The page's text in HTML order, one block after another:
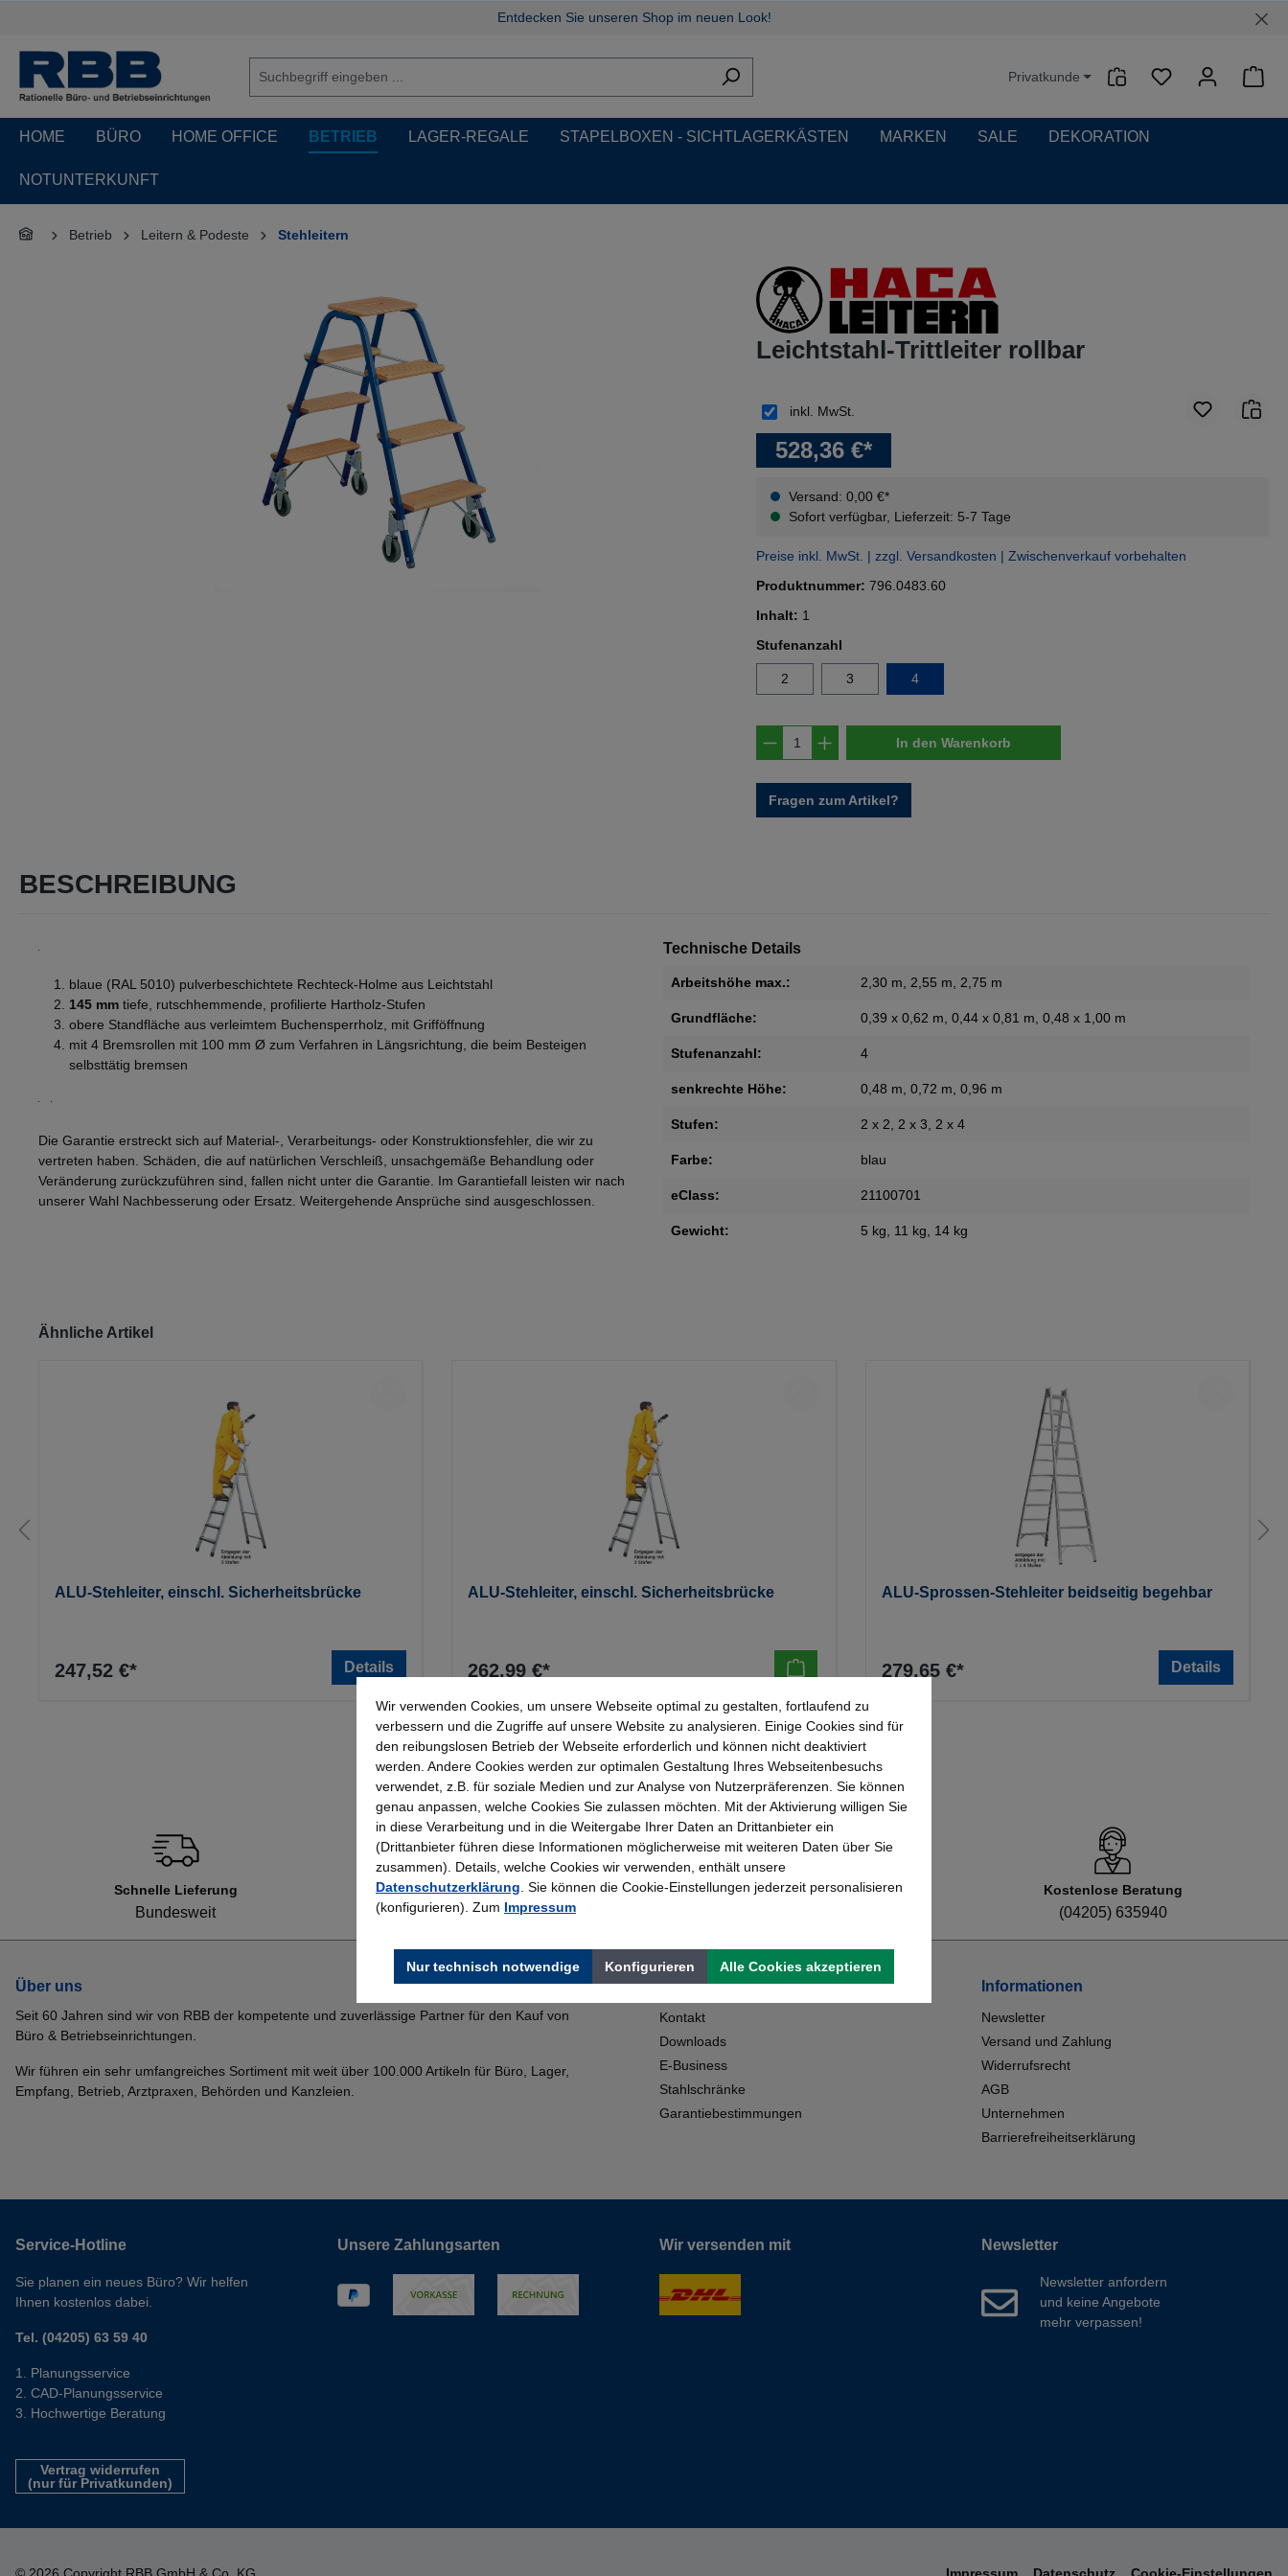
Entdecken Sie unseren Shop im neuen Look!
Privatkunde
HOME BÜRO HOME OFFICE BETRIEB LAGER-REGALE STAPELBOXEN - SICHTLAGERKÄSTEN MARKEN SALE DEKORATION
NOTUNTERKUNFT
Betrieb Leitern & Podeste Stehleitern
Leichtstahl-Trittleiter rollbar
528,36 €*
Versand: 0,00 €*
Sofort verfügbar, Lieferzeit: 5-7 Tage
inkl. MwSt.
Preise inkl. MwSt. | zzgl. Versandkosten | Zwischenverkauf vorbehalten
Produktnummer: 796.0483.60
Inhalt: 1
Stufenanzahl
2 3 4
Produkt Anzahl: Gib den gewünschten Wert ein
In den Warenkorb
Fragen zum Artikel?
BESCHREIBUNG
blaue (RAL 5010) pulverbeschichtete Rechteck-Holme aus Leichtstahl
145 mm tiefe, rutschhemmende, profilierte Hartholz-Stufen
obere Standfläche aus verleimtem Buchensperrholz, mit Grifföffnung
mit 4 Bremsrollen mit 100 mm Ø zum Verfahren in Längsrichtung, die beim Besteigen
selbsttätig bremsen
Die Garantie erstreckt sich auf Material-, Verarbeitungs- oder Konstruktionsfehler, die wir zu
vertreten haben. Schäden, die auf natürlichen Verschleiß, unsachgemäße Behandlung oder
Veränderung zurückzuführen sind, fallen nicht unter die Garantie. Im Garantiefall leisten wir nach
unserer Wahl Nachbesserung oder Ersatz. Weitergehende Ansprüche sind ausgeschlossen.
Technische Details
Arbeitshöhe max.: 2,30 m, 2,55 m, 2,75 m
Grundfläche: 0,39 x 0,62 m, 0,44 x 0,81 m, 0,48 x 1,00 m
Stufenanzahl: 4
senkrechte Höhe: 0,48 m, 0,72 m, 0,96 m
Stufen: 2 x 2, 2 x 3, 2 x 4
Farbe: blau
eClass: 21100701
Gewicht: 5 kg, 11 kg, 14 kg
Produktgalerie überspringen
Ähnliche Artikel
ALU-Stehleiter, einschl. Sicherheitsbrücke
247,52 €* Details
ALU-Stehleiter, einschl. Sicherheitsbrücke
262,99 €*
ALU-Sprossen-Stehleiter beidseitig begehbar
279,65 €* Details
Schnelle Lieferung
Bundesweit
Topmarken
Faire Preise
Erfahrung Kostenlose Beratung
(04205) 635940
Über uns
Seit 60 Jahren sind wir von RBB der kompetente und zuverlässige Partner für den Kauf von
Büro & Betriebseinrichtungen.
Wir führen ein sehr umfangreiches Sortiment mit weit über 100.000 Artikeln für Büro, Lager,
Empfang, Betrieb, Arztpraxen, Behörden und Kanzleien.
Shop Service
Kontakt
Downloads
E-Business
Stahlschränke
Garantiebestimmungen
Informationen
Newsletter
Versand und Zahlung
Widerrufsrecht
AGB
Unternehmen
Barrierefreiheitserklärung
Service-Hotline
Sie planen ein neues Büro? Wir helfen
Ihnen kostenlos dabei.
Tel. (04205) 63 59 40
Planungsservice
CAD-Planungsservice
Hochwertige Beratung
Vertrag widerrufen
(nur für Privatkunden)
Unsere Zahlungsarten Wir versenden mit Newsletter
Newsletter anfordern
und keine Angebote
mehr verpassen!
Wir verwenden Cookies, um unsere Webseite optimal zu gestalten, fortlaufend zu
verbessern und die Zugriffe auf unsere Website zu analysieren. Einige Cookies sind für
den reibungslosen Betrieb der Webseite erforderlich und können nicht deaktiviert
werden. Andere Cookies werden zur optimalen Gestaltung Ihres Webseitenbesuchs
verwendet, z.B. für soziale Medien und zur Analyse von Nutzerpräferenzen. Sie können
genau anpassen, welche Cookies Sie zulassen möchten. Mit der Aktivierung willigen Sie
in diese Verarbeitung und in die Weitergabe Ihrer Daten an Drittanbieter ein
(Drittanbieter führen diese Informationen möglicherweise mit weiteren Daten über Sie
zusammen). Details, welche Cookies wir verwenden, enthält unsere
Datenschutzerklärung . Sie können die Cookie-Einstellungen jederzeit personalisieren
(konfigurieren). Zum Impressum
Nur technisch notwendige Konfigurieren Alle Cookies akzeptieren